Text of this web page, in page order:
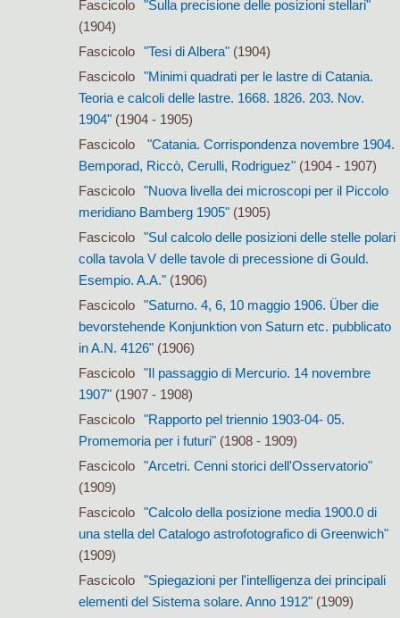
Fascicolo
"Sulla precisione delle posizioni stellari"
(1904)
Fascicolo
"Tesi di Albera"(1904)
Fascicolo
"Minimi quadrati per le lastre di Catania.
Teoria e calcoli delle lastre. 1668. 1826. 203. Nov.
1904"(1904 - 1905)
Fascicolo
"Catania. Corrispondenza novembre 1904.
Bemporad, Riccò, Cerulli, Rodriguez"(1904 - 1907)
Fascicolo
"Nuova livella dei microscopi per il Piccolo
meridiano Bamberg 1905"(1905)
Fascicolo
"Sul calcolo delle posizioni delle stelle polari
colla tavola V delle tavole di precessione di Gould.
Esempio. A.A."(1906)
Fascicolo
"Saturno. 4, 6, 10 maggio 1906. Über die
bevorstehende Konjunktion von Saturn etc. pubblicato
in A.N. 4126"(1906)
Fascicolo
"Il passaggio di Mercurio. 14 novembre
1907"(1907 - 1908)
Fascicolo
"Rapporto pel triennio 1903-04- 05.
Promemoria per i futuri"(1908 - 1909)
Fascicolo
"Arcetri. Cenni storici dell'Osservatorio"
(1909)
Fascicolo
"Calcolo della posizione media 1900.0 di
una stella del Catalogo astrofotografico di Greenwich"
(1909)
Fascicolo
"Spiegazioni per l'intelligenza dei principali
elementi del Sistema solare. Anno 1912"(1909)